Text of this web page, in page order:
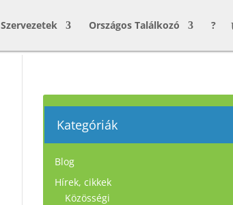
Szervezetek Országos Találkozó ?
Kategóriák
Blog
Hírek, cikkek
Közösségi